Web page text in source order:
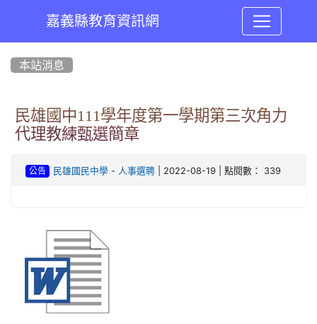
嘉義縣教育資訊網
本站消息
民雄國中111學年度第一學期第三次角力
代理教練甄選簡章
公告 民雄國民中學- 人事選聘| 2022-08-19 | 點閱數： 339